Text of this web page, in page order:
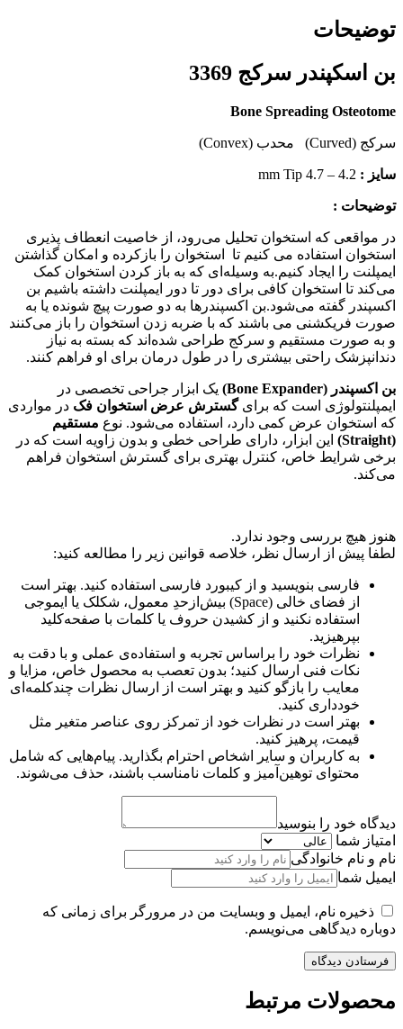
توضیحات
بن اسکپندر سرکج 3369
Bone Spreading Osteotome
سرکج (Curved) محدب (Convex)
سایز : 4.2 – 4.7 mm Tip
توضیحات :
در مواقعی که استخوان تحلیل می‌رود، از خاصیت انعطاف پذیری
استخوان استفاده می کنیم تا استخوان را بازکرده و امکان گذاشتن
ایمپلنت را ایجاد کنیم.به وسیله‌ای که به باز کردن استخوان کمک
می‌کند تا استخوان کافی برای دور تا دور ایمپلنت داشته باشیم بن
اکسپندر گفته می‌شود.بن اکسپندرها به دو صورت پیچ شونده یا به
صورت فریکشنی می باشند که با ضربه زدن استخوان را باز می‌کنند
و به صورت مستقیم و سرکج طراحی شده‌اند که بسته به نیاز
دندانپزشک راحتی بیشتری را در طول درمان برای او فراهم کنند.
بن اکسپندر (Bone Expander)
یک ابزار جراحی تخصصی در
ایمپلنتولوژی است که برایگسترش عرض استخوان فک در مواردی
که استخوان عرض کمی دارد، استفاده می‌شود. نوع مستقیم
(Straight)
این ابزار، دارای طراحی خطی و بدون زاویه است که در
برخی شرایط خاص، کنترل بهتری برای گسترش استخوان فراهم
می‌کند.
هنوز هیچ بررسی وجود ندارد.
لطفا پیش از ارسال نظر، خلاصه قوانین زیر را مطالعه کنید:
فارسی بنویسید و از کیبورد فارسی استفاده کنید. بهتر است
از فضای خالی (Space) بیش‌از‌حدِ معمول، شکلک یا ایموجی
استفاده نکنید و از کشیدن حروف یا کلمات با صفحه‌کلید
بپرهیزید.
نظرات خود را براساس تجربه و استفاده‌ی عملی و با دقت به
نکات فنی ارسال کنید؛ بدون تعصب به محصول خاص، مزایا و
معایب را بازگو کنید و بهتر است از ارسال نظرات چندکلمه‌‌ای
خودداری کنید.
بهتر است در نظرات خود از تمرکز روی عناصر متغیر مثل
قیمت، پرهیز کنید.
به کاربران و سایر اشخاص احترام بگذارید. پیام‌هایی که شامل
محتوای توهین‌آمیز و کلمات نامناسب باشند، حذف می‌شوند.
دیدگاه خود را بنوسید
امتیاز شما
نام و نام خانوادگی
ایمیل شما
ذخیره نام، ایمیل و وبسایت من در مرورگر برای زمانی که
دوباره دیدگاهی می‌نویسم.
محصولات مرتبط